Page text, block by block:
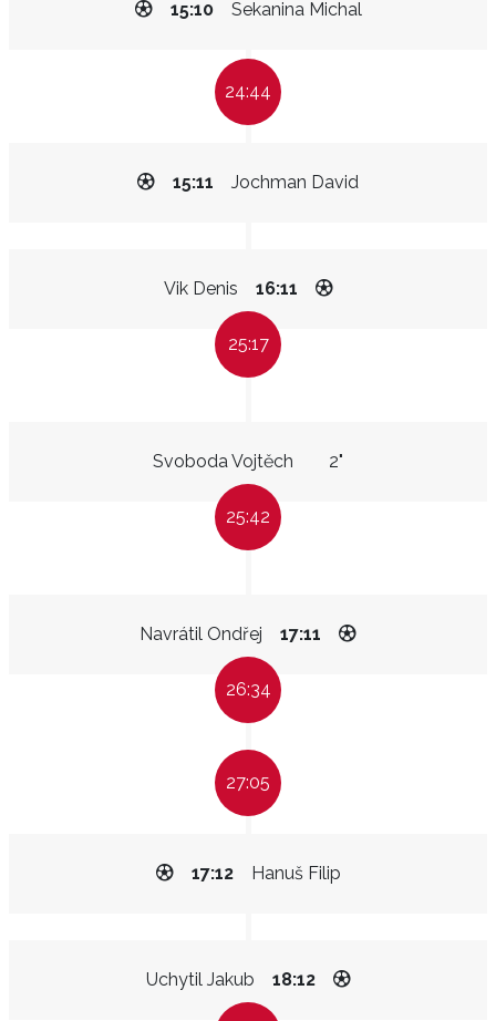
Sekanina Michal
15:10
24:44
Jochman David
15:11
Vik Denis 16:11
25:17
Svoboda Vojtěch 2"
25:42
Navrátil Ondřej 17:11
26:34
27:05
Hanuš Filip
17:12
Uchytil Jakub 18:12